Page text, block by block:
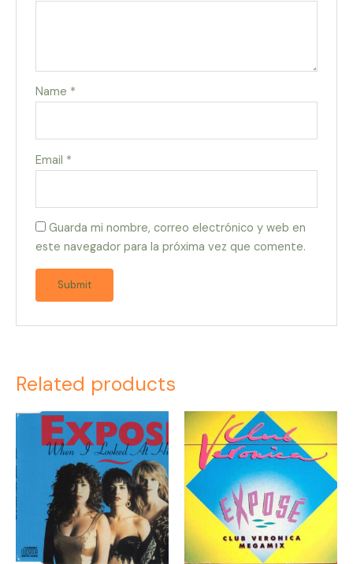
Name *
Email *
Guarda mi nombre, correo electrónico y web en
este navegador para la próxima vez que comente.
Related products